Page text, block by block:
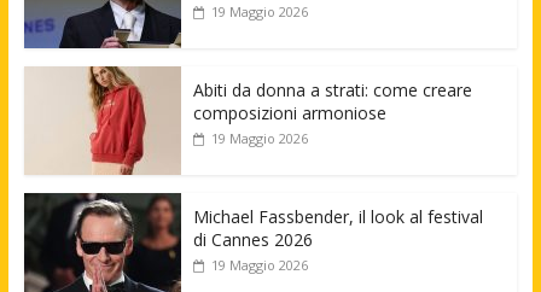
19 Maggio 2026
Abiti da donna a strati: come creare
composizioni armoniose
19 Maggio 2026
Michael Fassbender, il look al festival
di Cannes 2026
19 Maggio 2026